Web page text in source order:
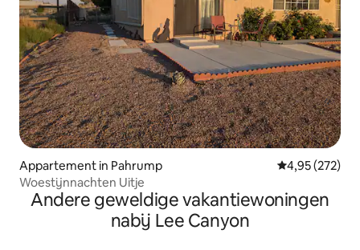
Appartement in Pahrump Gemiddelde
4,95 (272)
Woestijnnachten Uitje
Andere geweldige vakantiewoningen
nabij Lee Canyon